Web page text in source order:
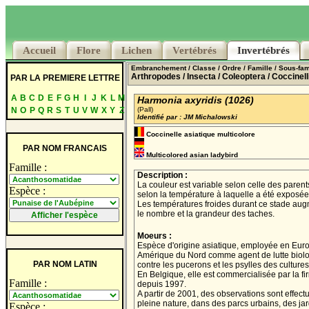
Accueil Flore Lichen Vertébrés Invertébrés
Accueil Flore Lichen Vertébrés Invertébrés
PAR LA PREMIERE LETTRE
A B C D E F G H J K L M
N O P Q R S T U V W X Y Z
PAR NOM FRANCAIS
Famille :
Espèce :
PAR NOM LATIN
Famille :
Espèce :
Embranchement/ Classe / Ordre / Famille / Sous-
Arthropodes / Insecta / Coleoptera /
Harmonia axyridis (1026)
(Pall)
Identifié par : JM Michalowski
Coccinelle asiatique multicolore
Multicolored asian ladybird
Description :
La couleur est variable selon celle des
selon la température à laquelle a été
Les températures froides durant ce stade
le nombre et la grandeur des taches.
Moeurs :
Espèce d'origine asiatique, employée en
Amérique du Nord comme agent de lutte
contre les pucerons et les psylles des
En Belgique, elle est commercialisée par la
depuis 1997.
A partir de 2001, des observations sont
pleine nature, dans des parcs urbains, des